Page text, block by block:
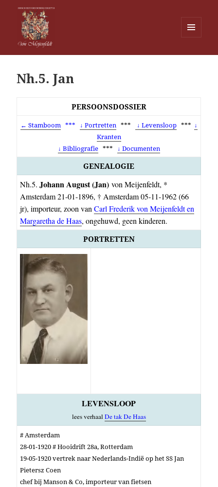
WIDGETS
Nh.5. Jan
PERSOONSDOSSIER
← Stamboom*** ↓ Portretten*** ↓ Levensloop*** ↓
Kranten
↓ Bibliografie*** ↓ Documenten
GENEALOGIE
Nh.5.Johann August(Jan)von Meijenfeldt, *
Amsterdam 21-01-1896, † Amsterdam 05-11-1962 (66
jr), importeur, zoon vanCarl Frederik von Meijenfeldt en
Margaretha de Haas, ongehuwd, geen kinderen.
PORTRETTEN
LEVENSLOOP
lees verhaal De tak De Haas
# Amsterdam
28-01-1920 # Hooidrift 28a, Rotterdam
19-05-1920 vertrek naar Nederlands-Indië op het SS Jan
Pietersz Coen
chef bij Manson & Co, importeur van fietsen